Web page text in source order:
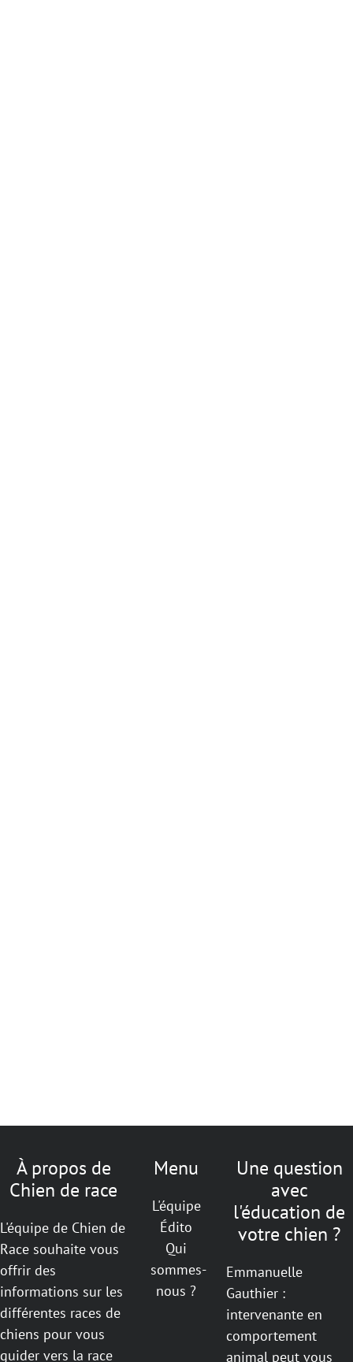
À propos de
Chien de race
L'équipe de Chien de
Race souhaite vous
offrir des
informations sur les
différentes races de
chiens pour vous
guider vers la race
Menu
L'équipe
Édito
Qui
sommes-
nous ?
Une question
avec
l'éducation de
votre chien ?
Emmanuelle
Gauthier :
intervenante en
comportement
animal peut vous